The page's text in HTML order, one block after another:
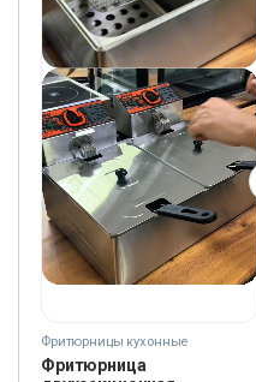
Фритюрницы кухонные
Фритюрница